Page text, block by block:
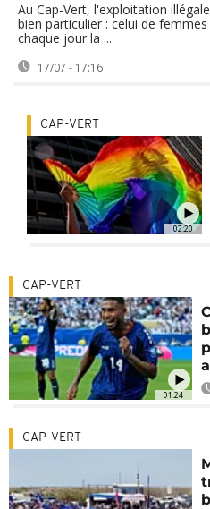
Au Cap-Vert, l'exploitation
bien particulier : celui de
chaque jour la ...
17/07 - 17:16
02:20
CAP-VERT
01:24
CAP-VERT
CAP-VERT